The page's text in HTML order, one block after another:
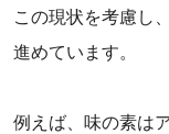
この現状を考慮し
進めています。
例えば、味の素は